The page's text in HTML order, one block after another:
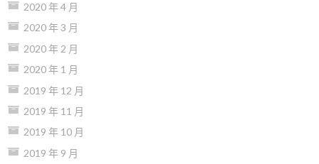
2020 年 4 月
2020 年 3 月
2020 年 2 月
2020 年 1 月
2019 年 12 月
2019 年 11 月
2019 年 10 月
2019 年 9 月